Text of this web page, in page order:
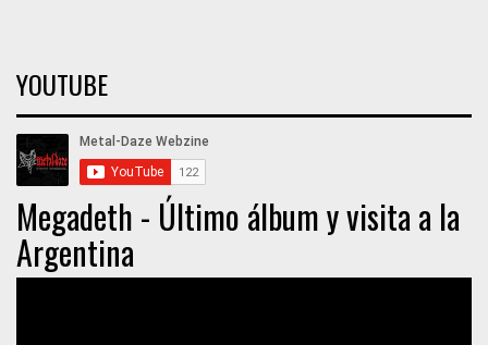
YOUTUBE
Megadeth - Último álbum y visita a la
Argentina